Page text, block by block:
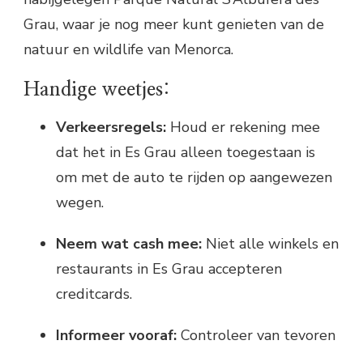
Grau, waar je nog meer kunt genieten van de
natuur en wildlife van Menorca.
Handige weetjes:
Verkeersregels: Houd er rekening mee
dat het in Es Grau alleen toegestaan is
om met de auto te rijden op aangewezen
wegen.
Neem wat cash mee: Niet alle winkels en
restaurants in Es Grau accepteren
creditcards.
Informeer vooraf: Controleer van tevoren